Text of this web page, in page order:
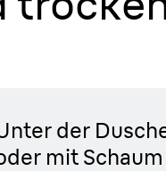
der
mit